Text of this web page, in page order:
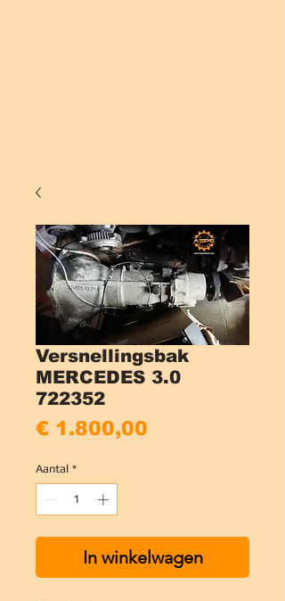
Versnellingsbak
MERCEDES 3.0
722352
€ 1.800,00
Aantal *
In winkelwagen